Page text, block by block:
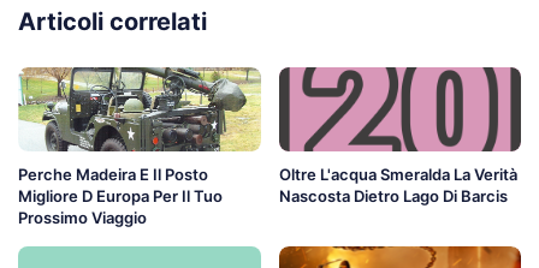
Articoli correlati
Perche Madeira E Il Posto
Migliore D Europa Per Il Tuo
Prossimo Viaggio
Oltre L'acqua Smeralda La Verità
Nascosta Dietro Lago Di Barcis